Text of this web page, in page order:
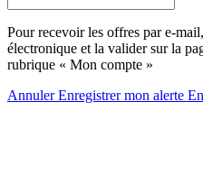
Pour recevoir les offres par e-
électronique et la valider sur la
rubrique « Mon compte »
AnnulerEnregistrer mon alerte